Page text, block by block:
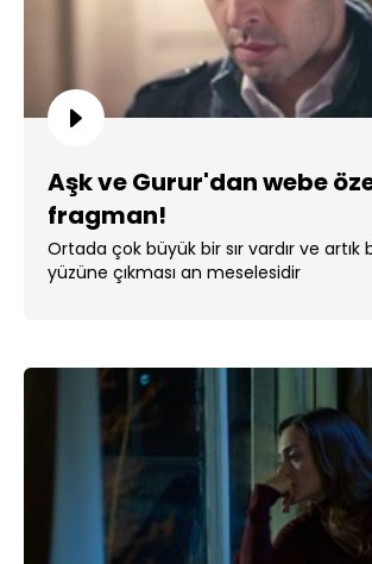
Aşk ve Gurur'dan webe
fragman!
Ortada çok büyük bir sır vardır ve artık
yüzüne çıkması an meselesidir